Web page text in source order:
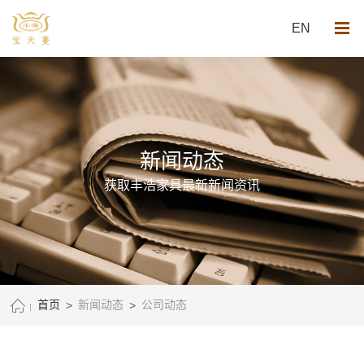
EN
新闻动态
获取丰浩家具最新新闻资讯
首页 > 新闻动态 > 公司动态